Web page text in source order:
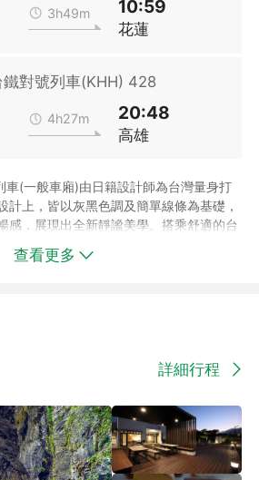
為準，如遇客滿，則安排館內其他房型
改其他飯店或建議改期出發(需依改期後
暫停使用，恕不另行通知，部分設施需付
主。
3h49m 10:59
花蓮
對號列車(KHH) 428
4h27m 20:48
高雄
(一般車廂)由日籍設計師為台灣量身打
計上，皆以灰黑色調及簡單線條為基礎，
感，展現出全新靜謐美學。搭乘舒適的台
不自禁戀上花東！
腦系統劃位，恕無法保證其連續性，不便
點來回接送。
套裝行程使用，開票後恕無法更改日期、
同放棄，恕無法抵用現金、退費或轉作其
查看更多
詳細行程